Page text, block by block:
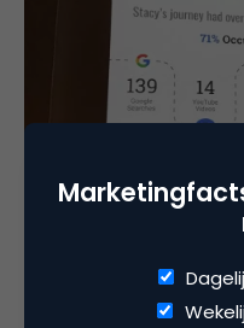
toekomst van search
Highlights Friends of